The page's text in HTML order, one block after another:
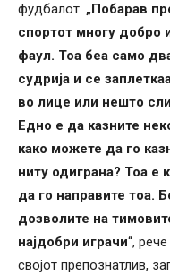
фудбалот. „Побарав
спортот многу
фаул. Тоа беа само
судрија и се
во лице или нешто
Едно е да казните
како можете да го
ниту одиграна? Тоа е
да го направите тоа.
дозволите на
најдобри играчи“,
својот препознатлив,